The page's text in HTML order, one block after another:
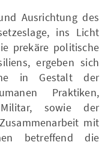
Ausrichtung des
ins Licht
prekäre politische
ergeben sich
in Gestalt der
Praktiken,
sowie der
mit
betreffend die